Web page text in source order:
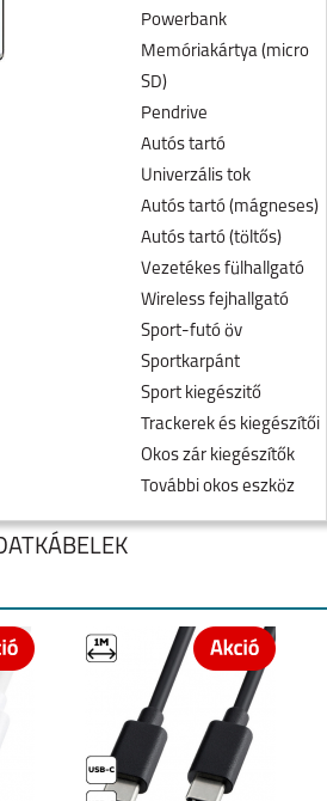
Powerbank
Memóriakártya (micro
SD)
Pendrive
Autós tartó
Univerzális tok
Autós tartó (mágneses)
Autós tartó (töltős)
Vezetékes fülhallgató
Wireless fejhallgató
Sport-futó öv
Sportkarpánt
Sport kiegészitő
Trackerek és kiegészítői
Okos zár kiegészítők
További okos eszköz